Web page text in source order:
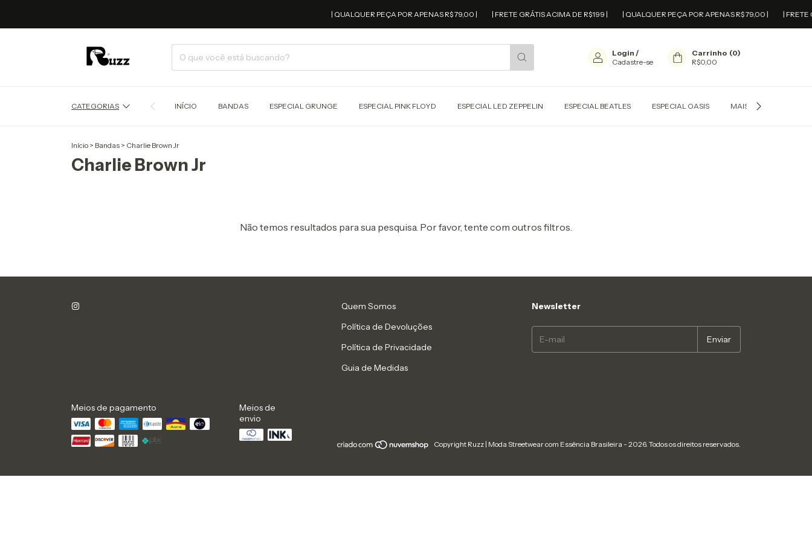
| QUALQUER PEÇA POR APENAS R$ 79,00 | | FRETE GRÁTIS ACIMA DE R$199 | | QUALQUER PEÇA POR APENAS R$ 79,00 | | FRETE
Login /
Cadastre-se
Carrinho (0)
R$0,00
CATEGORIAS INÍCIO BANDAS ESPECIAL GRUNGE ESPECIAL PINK FLOYD ESPECIAL LED ZEPPELIN ESPECIAL BEATLES ESPECIAL OASIS MAIS VENDIDAS
Início > Bandas > Charlie Brown Jr
Charlie Brown Jr
Não temos resultados para sua pesquisa. Por favor, tente com outros filtros.
Quem Somos
Política de Devoluções
Política de Privacidade
Guia de Medidas
Newsletter
Meios de pagamento
Meios de
envio
Copyright Ruzz | Moda Streetwear com Essência Brasileira - 2026. Todos os direitos reservados.